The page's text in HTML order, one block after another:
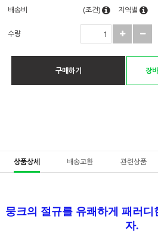
배송비
(조건) 지역별
수량
구매하기 장
상품상세 배송교환 관련상품
뭉크의 절규를 유쾌하게 패러디
자.